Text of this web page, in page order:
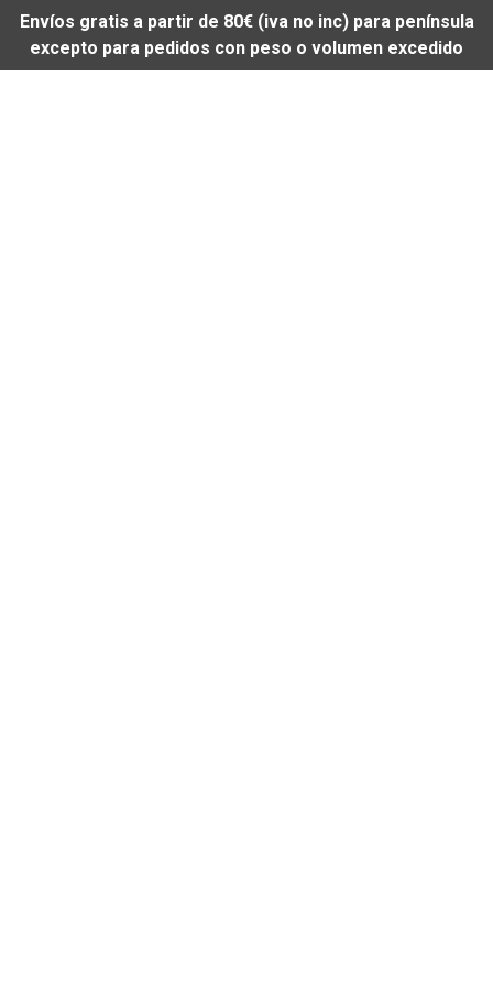
Envíos gratis a partir de 80€ (iva no inc) para península
excepto para pedidos con peso o volumen excedido